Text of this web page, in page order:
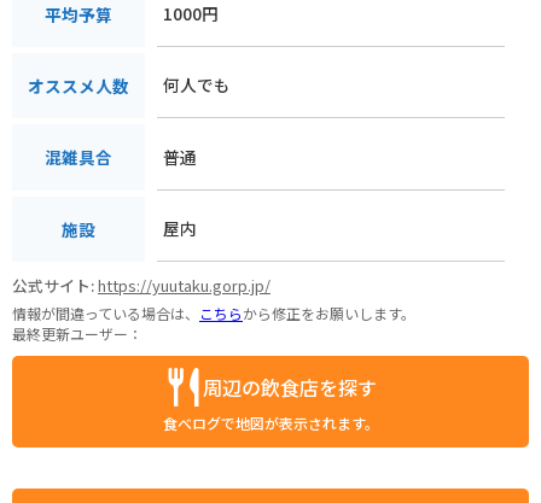
平均予算 1000円
オススメ人数 何人でも
混雑具合 普通
施設 屋内
公式サイト:https://yuutaku.gorp.jp/
情報が間違っている場合は、 こちらから修正をお願いします。
最終更新ユーザー：
周辺の飲食店を探す
食べログで地図が表示されます。